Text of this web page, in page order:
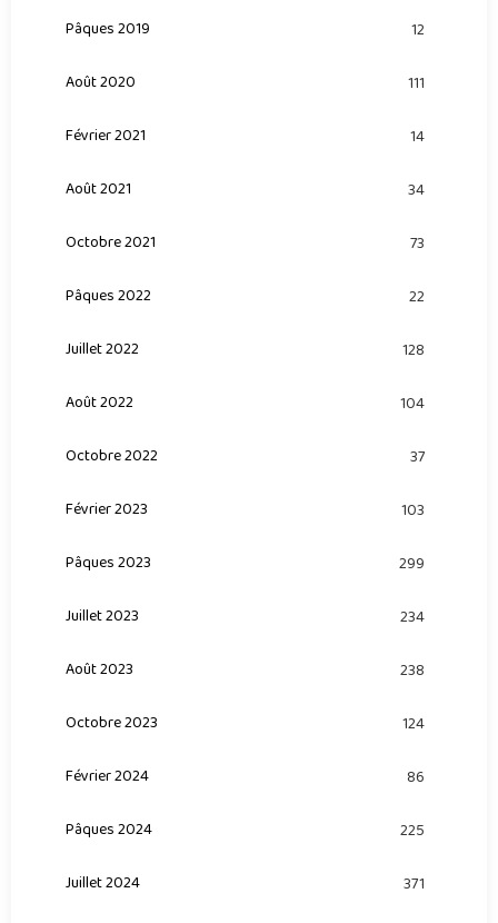
Pâques 2019 12
Août 2020 111
Février 2021 14
Août 2021 34
Octobre 2021 73
Pâques 2022 22
Juillet 2022 128
Août 2022 104
Octobre 2022 37
Février 2023 103
Pâques 2023 299
Juillet 2023 234
Août 2023 238
Octobre 2023 124
Février 2024 86
Pâques 2024 225
Juillet 2024 371